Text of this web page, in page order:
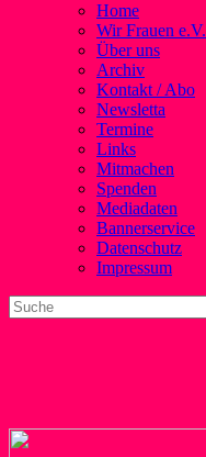
Home
Wir Frauen e.V.
Über uns
Archiv
Kontakt / Abo
Newsletta
Termine
Links
Mitmachen
Spenden
Mediadaten
Bannerservice
Datenschutz
Impressum